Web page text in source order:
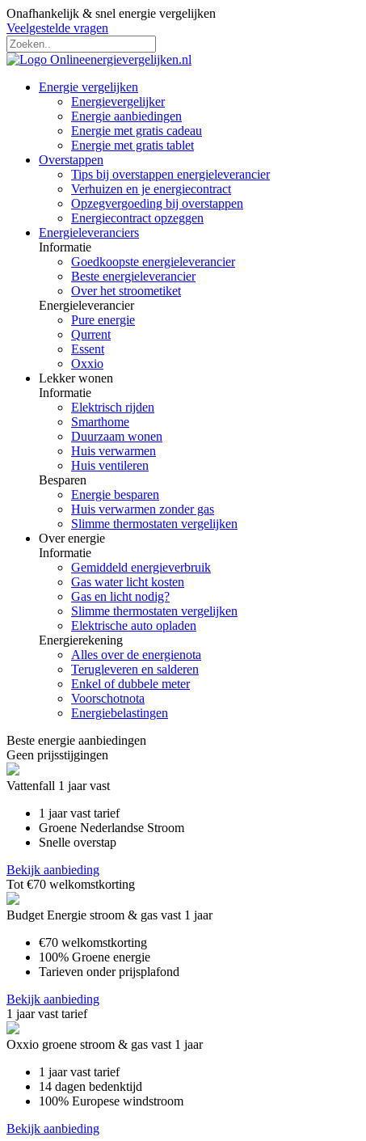
Onafhankelijk & snel energie vergelijken
Veelgestelde vragen
Energie vergelijken
Energievergelijker
Energie aanbiedingen
Energie met gratis cadeau
Energie met gratis tablet
Overstappen
Tips bij overstappen energieleverancier
Verhuizen en je energiecontract
Opzegvergoeding bij overstappen
Energiecontract opzeggen
Energieleveranciers
Informatie
Goedkoopste energieleverancier
Beste energieleverancier
Over het stroometiket
Energieleverancier
Pure energie
Qurrent
Essent
Oxxio
Lekker wonen
Informatie
Elektrisch rijden
Smarthome
Duurzaam wonen
Huis verwarmen
Huis ventileren
Besparen
Energie besparen
Huis verwarmen zonder gas
Slimme thermostaten vergelijken
Over energie
Informatie
Gemiddeld energieverbruik
Gas water licht kosten
Gas en licht nodig?
Slimme thermostaten vergelijken
Elektrische auto opladen
Energierekening
Alles over de energienota
Terugleveren en salderen
Enkel of dubbele meter
Voorschotnota
Energiebelastingen
Beste energie aanbiedingen
Geen prijsstijgingen
Vattenfall 1 jaar vast
1 jaar vast tarief
Groene Nederlandse Stroom
Snelle overstap
Bekijk aanbieding
Tot €70 welkomstkorting
Budget Energie stroom & gas vast 1 jaar
€70 welkomstkorting
100% Groene energie
Tarieven onder prijsplafond
Bekijk aanbieding
1 jaar vast tarief
Oxxio groene stroom & gas vast 1 jaar
1 jaar vast tarief
14 dagen bedenktijd
100% Europese windstroom
Bekijk aanbieding